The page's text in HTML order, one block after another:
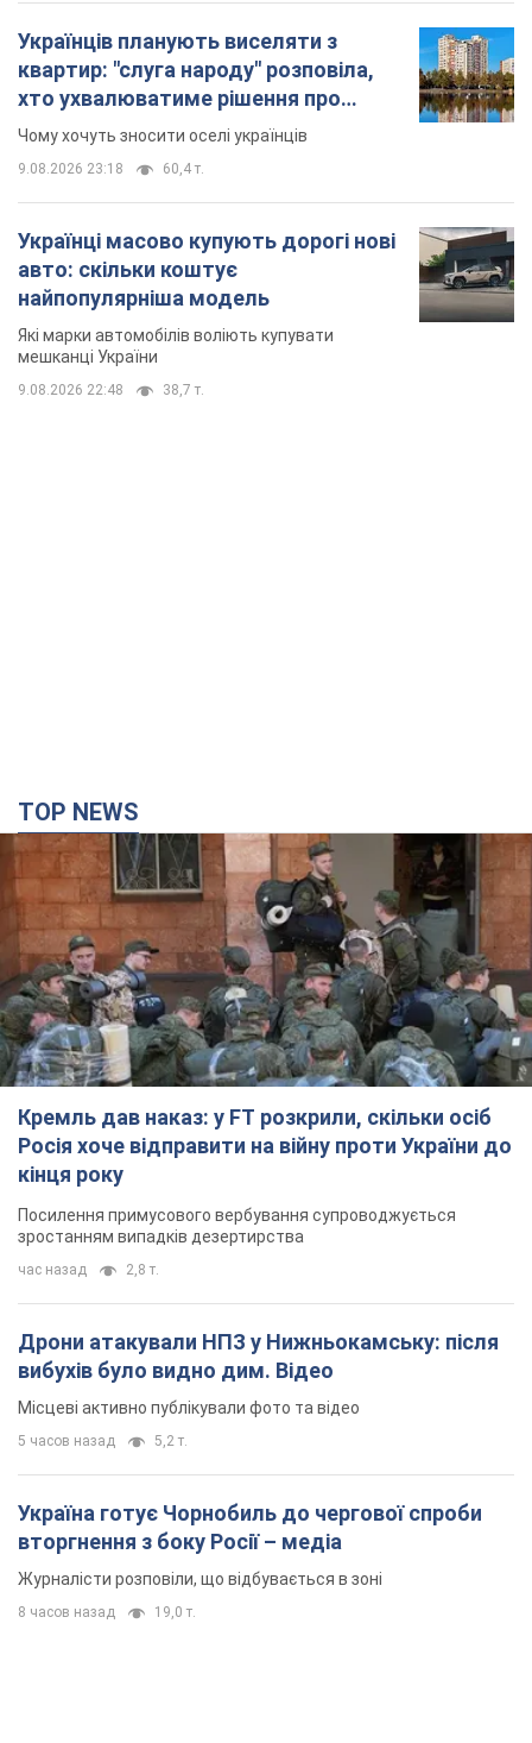
Українців планують виселяти з
квартир: "слуга народу" розповіла,
хто ухвалюватиме рішення про
знесення будинків
Чому хочуть зносити оселі українців
9.08.2026 23:18 60,4 т.
Українці масово купують дорогі нові
авто: скільки коштує
найпопулярніша модель
Які марки автомобілів воліють купувати
мешканці України
9.08.2026 22:48 38,7 т.
TOP NEWS
Кремль дав наказ: у FT розкрили, скільки осіб
Росія хоче відправити на війну проти України до
кінця року
Посилення примусового вербування супроводжується
зростанням випадків дезертирства
час назад 2,8 т.
Дрони атакували НПЗ у Нижньокамську: після
вибухів було видно дим. Відео
Місцеві активно публікували фото та відео
5 часов назад 5,2 т.
Україна готує Чорнобиль до чергової спроби
вторгнення з боку Росії – медіа
Журналісти розповіли, що відбувається в зоні
8 часов назад 19,0 т.